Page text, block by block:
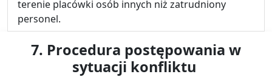
terenie placówki osób innych niż zatrudniony
personel.
7. Procedura postępowania w
sytuacji konfliktu